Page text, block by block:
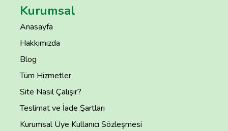
Kurumsal
Anasayfa
Hakkımızda
Blog
Tüm Hizmetler
Site Nasıl Çalışır?
Teslimat ve İade Şartları
Kurumsal Üye Kullanıcı Sözleşmesi